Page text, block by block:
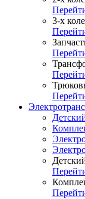
3-х